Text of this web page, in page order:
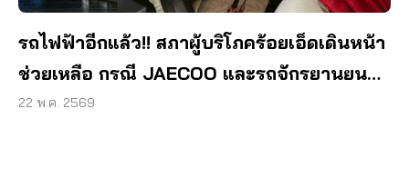
รถไฟฟ้าอีกแล้ว!! สภาผู้บริโภคร้อยเอ็ดเดินหน้า
ช่วยเหลือ กรณี JAECOO และรถจักรยานยนต์
ค้างสต๊อก
22 พ.ค. 2569